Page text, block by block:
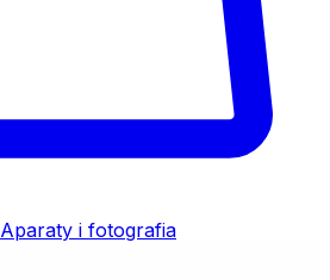
Aparaty i fotografia